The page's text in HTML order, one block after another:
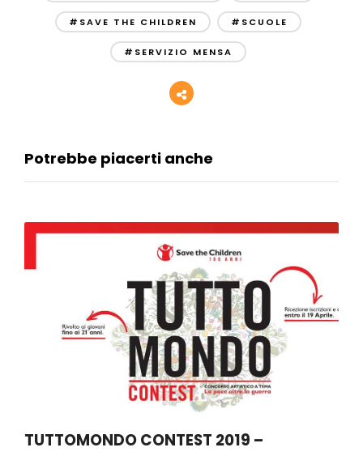
#SAVE THE CHILDREN #SCUOLE
#SERVIZIO MENSA
Potrebbe piacerti anche
TUTTOMONDO CONTEST 2019 –